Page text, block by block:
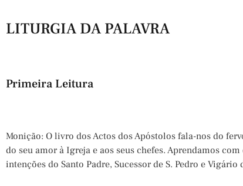
LITURGIA DA PALAVRA
Primeira Leitura
Monição: O livro dos Actos dos Apóstolos fala-nos do
do seu amor à Igreja e aos seus chefes. Aprendamos
intenções do Santo Padre, Sucessor de S. Pedro e Vigário